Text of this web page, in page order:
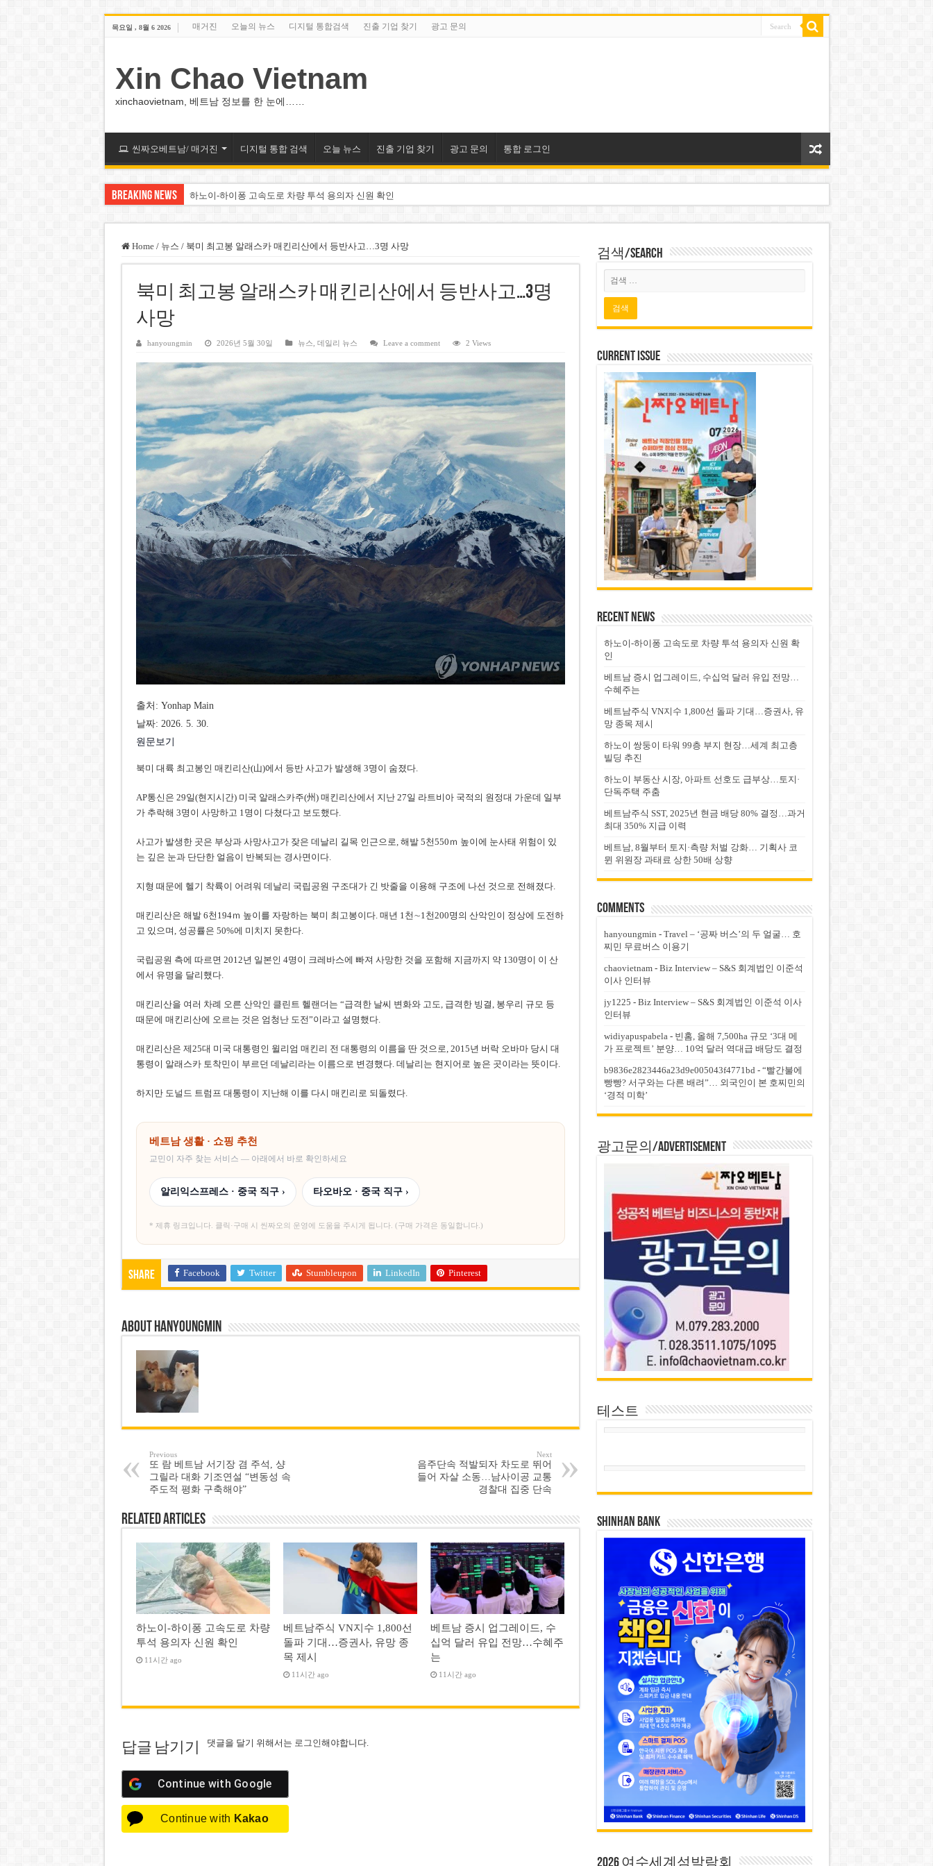
목요일 , 8월 6 2026 매거진 오늘의 뉴스 디지털 통합검색 진출 기업 찾기 광고 문의
Xin Chao Vietnam
xinchaovietnam, 베트남 정보를 한 눈에……
씬짜오베트남/ 매거진 디지털 통합 검색 오늘 뉴스 진출 기업 찾기 광고 문의 통합 로그인
Breaking News 하노이-하이퐁 고속도로 차량 투석 용의자 신원 확인
베트남주식 VN지수 1,800선 돌파 기대…증권사, 유망 종목 제시
하노이 쌍둥이 타워 99층 부지 현장…세계 최고층 빌딩 추진
하노이 부동산 시장, 아파트 선호도 급부상…토지·단독주택 주춤
베트남 전자비자 사기 웹사이트 주의…외국인 여행자 피해 경보
호주 젯스타, 내년부터 기내 수납칸 이용 유료화
베트남, 8월부터 토지·측량 처벌 강화… 기획사 코뮌 위원장 과태료 상한 50배 상향
호찌민시, 약 6,500㎡ 토지 용도변경 승인…리조트 개발 추진
Home / 뉴스 / 북미 최고봉 알래스카 매킨리산에서 등반사고…3명 사망
북미 최고봉 알래스카 매킨리산에서 등반사고…3명
사망
hanyoungmin 2026년 5월 30일 뉴스 데일리 뉴스 Leave a comment 2 Views
출처: Yonhap Main
날짜: 2026. 5. 30.
원문보기
북미 대륙 최고봉인 매킨리산(山)에서 등반 사고가 발생해 3명이 숨졌다.
AP통신은 29일(현지시간) 미국 알래스카주(州) 매킨리산에서 지난 27일 라트비아 국적의 원정대 가운데 일부
가 추락해 3명이 사망하고 1명이 다쳤다고 보도했다.
사고가 발생한 곳은 부상과 사망사고가 잦은 데날리 길목 인근으로, 해발 5천550ｍ 높이에 눈사태 위험이 있
는 깊은 눈과 단단한 얼음이 반복되는 경사면이다.
지형 때문에 헬기 착륙이 어려워 데날리 국립공원 구조대가 긴 밧줄을 이용해 구조에 나선 것으로 전해졌다.
매킨리산은 해발 6천194ｍ 높이를 자랑하는 북미 최고봉이다. 매년 1천∼1천200명의 산악인이 정상에 도전하
고 있으며, 성공률은 50%에 미치지 못한다.
국립공원 측에 따르면 2012년 일본인 4명이 크레바스에 빠져 사망한 것을 포함해 지금까지 약 130명이 이 산
에서 유명을 달리했다.
매킨리산을 여러 차례 오른 산악인 클린트 헬랜더는 “급격한 날씨 변화와 고도, 급격한 빙결, 봉우리 규모 등
때문에 매킨리산에 오르는 것은 엄청난 도전”이라고 설명했다.
매킨리산은 제25대 미국 대통령인 윌리엄 매킨리 전 대통령의 이름을 딴 것으로, 2015년 버락 오바마 당시 대
통령이 알래스카 토착민이 부르던 데날리라는 이름으로 변경했다. 데날리는 현지어로 높은 곳이라는 뜻이다.
하지만 도널드 트럼프 대통령이 지난해 이를 다시 매킨리로 되돌렸다.
베트남 생활 · 쇼핑 추천
교민이 자주 찾는 서비스 — 아래에서 바로 확인하세요
알리익스프레스 · 중국 직구 › 타오바오 · 중국 직구 ›
* 제휴 링크입니다. 클릭·구매 시 씬짜오의 운영에 도움을 주시게 됩니다. (구매 가격은 동일합니다.)
Share Facebook Twitter Stumbleupon LinkedIn Pinterest
About hanyoungmin
Previous
또 람 베트남 서기장 겸 주석, 샹
그릴라 대화 기조연설 “변동성 속
주도적 평화 구축해야”
Next
음주단속 적발되자 차도로 뛰어
들어 자살 소동…남사이공 교통
경찰대 집중 단속
Related Articles
하노이-하이퐁 고속도로 차량
투석 용의자 신원 확인
11시간 ago
베트남주식 VN지수 1,800선
돌파 기대…증권사, 유망 종
목 제시
11시간 ago
베트남 증시 업그레이드, 수
십억 달러 유입 전망…수혜주
는
11시간 ago
답글 남기기 댓글을 달기 위해서는 로그인해야합니다.
Continue with Google
Continue with Kakao
검색/Search
Current Issue
Recent News
하노이-하이퐁 고속도로 차량 투석 용의자 신원 확
인
베트남 증시 업그레이드, 수십억 달러 유입 전망…
수혜주는
베트남주식 VN지수 1,800선 돌파 기대…증권사, 유
망 종목 제시
하노이 쌍둥이 타워 99층 부지 현장…세계 최고층
빌딩 추진
하노이 부동산 시장, 아파트 선호도 급부상…토지·
단독주택 주춤
베트남주식 SST, 2025년 현금 배당 80% 결정…과거
최대 350% 지급 이력
베트남, 8월부터 토지·측량 처벌 강화… 기획사 코
뮌 위원장 과태료 상한 50배 상향
Comments
hanyoungmin - Travel – ‘공짜 버스’의 두 얼굴… 호
찌민 무료버스 이용기
chaovietnam- Biz Interview – S&S 회계법인 이준석
이사 인터뷰
jy1225 - Biz Interview – S&S 회계법인 이준석 이사
인터뷰
widiyapuspabela- 빈홈, 올해 7,500ha 규모 ‘3대 메
가 프로젝트’ 분양… 10억 달러 역대급 배당도 결정
b9836e2823446a23d9e005043f4771bd- “빨간불에
빵빵? 서구와는 다른 배려”… 외국인이 본 호찌민의
‘경적 미학’
광고문의/Advertisement
테스트
SHINHAN BANK
2026 여수세계섬박람회